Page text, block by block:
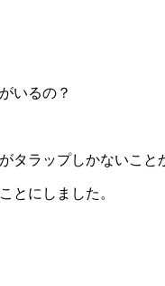
いるの？
タラップしかないこと
とにしました。